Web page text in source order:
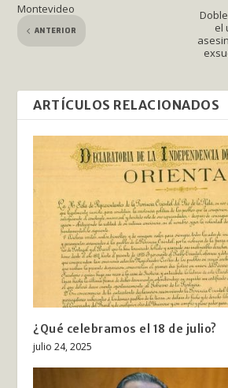
Montevideo
ANTERIOR
el
ARTÍCULOS RELACIONADOS
¿Qué celebramos el 18 de julio?
julio 24, 2025